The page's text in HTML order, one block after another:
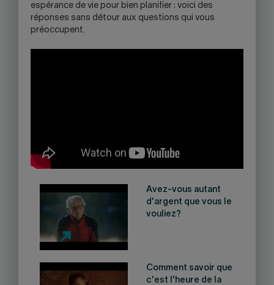
espérance de vie pour bien planifier : voici des
réponses sans détour aux questions qui vous
préoccupent.
Avez-vous autant
d'argent que vous le
vouliez?
Comment savoir que
c'est l'heure de la